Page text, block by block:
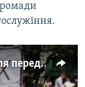
Католицькій громаді Севастополя передали у власність будівлю костелу (відео)